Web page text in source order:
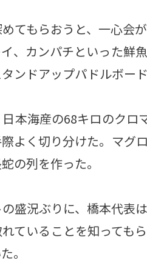
てもらおうと、一心会
、カンパチといった鮮
ンドアップパドルボー
本海産の68キロのクロ
よく切り分けた。マグ
の列を作った。
盛況ぶりに、橋本代表
ていることを知っても
。